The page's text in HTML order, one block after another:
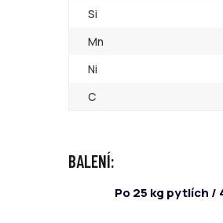
Si
Mn
Ni
C
BALENÍ:
Po 25 kg pytlích /